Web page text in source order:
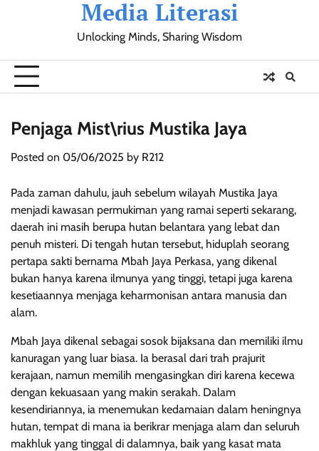
Media Literasi
Unlocking Minds, Sharing Wisdom
Pendidikan
SosialOlahraga
Resensi
Ulasan
Opini
Penjaga Mist\rius Mustika Jaya
Posted on 05/06/2025 by R212
Pada zaman dahulu, jauh sebelum wilayah Mustika Jaya
menjadi kawasan permukiman yang ramai seperti sekarang,
daerah ini masih berupa hutan belantara yang lebat dan
penuh misteri. Di tengah hutan tersebut, hiduplah seorang
pertapa sakti bernama Mbah Jaya Perkasa, yang dikenal
bukan hanya karena ilmunya yang tinggi, tetapi juga karena
kesetiaannya menjaga keharmonisan antara manusia dan
alam.
Mbah Jaya dikenal sebagai sosok bijaksana dan memiliki ilmu
kanuragan yang luar biasa. Ia berasal dari trah prajurit
kerajaan, namun memilih mengasingkan diri karena kecewa
dengan kekuasaan yang makin serakah. Dalam
kesendiriannya, ia menemukan kedamaian dalam heningnya
hutan, tempat di mana ia berikrar menjaga alam dan seluruh
makhluk yang tinggal di dalamnya, baik yang kasat mata